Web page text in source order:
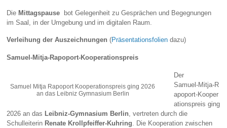
Die Mittagspause
bot Gelegenheit zu Gesprächen und Begegnungen
im Saal, in der Umgebung und im digitalen Raum.
Verleihung der Auszeichnungen(Präsentationsfolien dazu)
Samuel‑Mitja‑Rapoport‑Kooperationspreis
Samuel Mitja Rapoport Kooperationspreis ging 2026
an das Leibniz Gymnasium Berlin
Der
Samuel‑Mitja‑R
apoport‑Kooper
ationspreis ging
2026 an das Leibniz‑Gymnasium Berlin , vertreten durch die
Schulleiterin Renate Krollpfeiffer‑Kuhring . Die Kooperation zwischen